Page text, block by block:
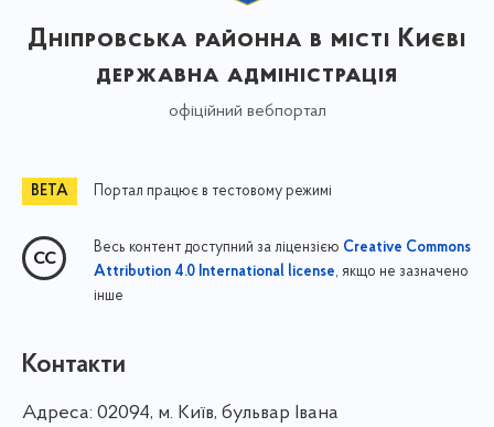
Дніпровська районна в місті Києві
державна адміністрація
офіційний вебпортал
Портал працює в тестовому режимі
Весь контент доступний за ліцензією Creative Commons
Attribution 4.0 International license, якщо не зазначено
інше
Контакти
Адреса: 02094, м. Київ, бульвар Івана